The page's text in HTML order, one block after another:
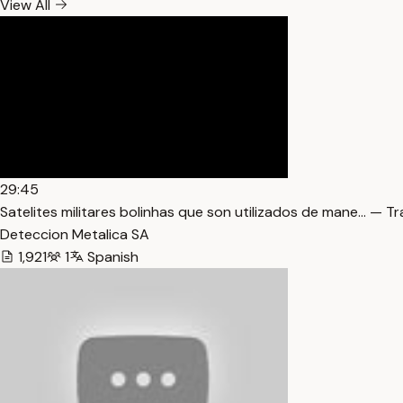
View All
29:45
Satelites militares bolinhas que son utilizados de mane… —
Deteccion Metalica SA
1,921
1 Spanish